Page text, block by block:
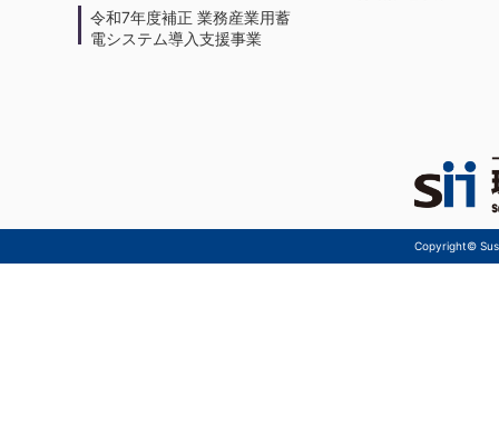
令和7年度補正 業務産業用蓄
電システム導入支援事業
Copyright©